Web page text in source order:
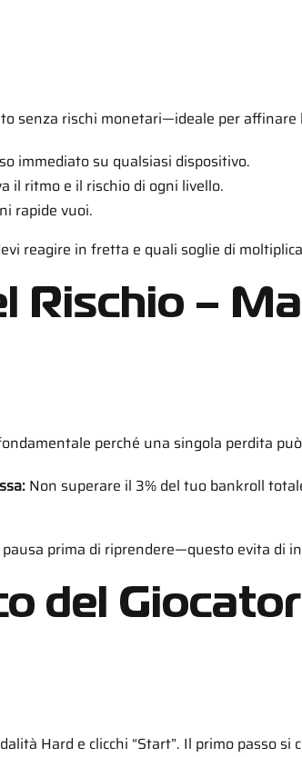
senza rischi monetari—ideale per
immediato su qualsiasi dispositivo.
il ritmo e il rischio di ogni livello.
rapide vuoi.
reagire in fretta e quali soglie di
Rischio –
perché una singola perdita
Non superare il 3% del tuo bankroll
prima di riprendere—questo evita di
del
Hard e clicchi “Start”. Il primo passo